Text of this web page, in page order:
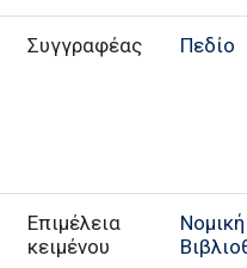
Συγγραφέας Πεδίο
Επιμέλεια
κειμένου
Νομική